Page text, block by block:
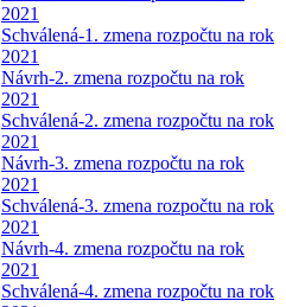
2021
Schválená-1. zmena rozpočtu na rok
2021
Návrh-2. zmena rozpočtu na rok
2021
Schválená-2. zmena rozpočtu na rok
2021
Návrh-3. zmena rozpočtu na rok
2021
Schválená-3. zmena rozpočtu na rok
2021
Návrh-4. zmena rozpočtu na rok
2021
Schválená-4. zmena rozpočtu na rok